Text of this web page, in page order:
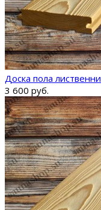
Доска пола
3 600 руб.